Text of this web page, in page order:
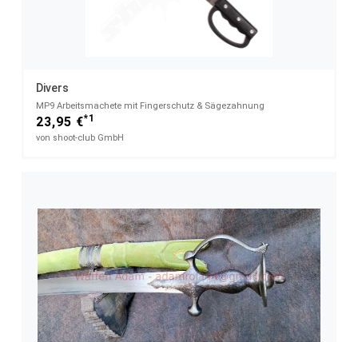
Divers
MP9 Arbeitsmachete mit Fingerschutz & Sägezahnung
23,95 €*1
von shoot-club GmbH